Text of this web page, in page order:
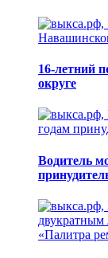
16-летний
округе
Водитель